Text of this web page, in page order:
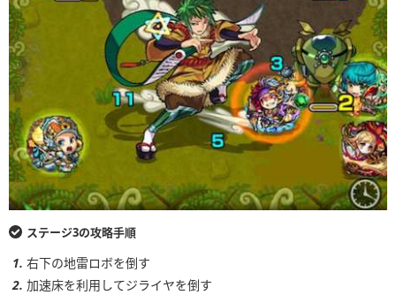
ステージ3の攻略手順
右下の地雷ロボを倒す
加速床を利用してジライヤを倒す